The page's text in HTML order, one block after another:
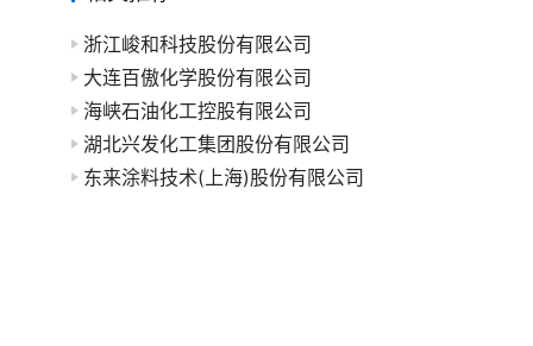
浙江峻和科技股份有限公司
大连百傲化学股份有限公司
海峡石油化工控股有限公司
湖北兴发化工集团股份有限公司
东来涂料技术(上海)股份有限公司